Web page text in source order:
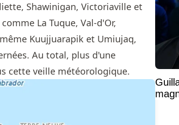
Shawinigan, Victoriaville et
La Tuque, Val-d'Or,
Kuujjuarapik et Umiujaq,
Au total, plus d'une
cette veille météorologique.